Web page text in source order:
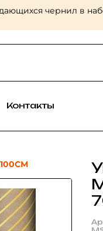
чернил в
Контакты